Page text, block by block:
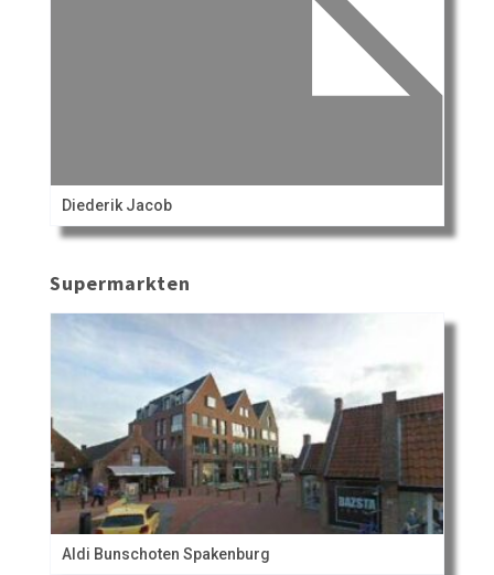
Diederik Jacob
Supermarkten
Aldi Bunschoten Spakenburg